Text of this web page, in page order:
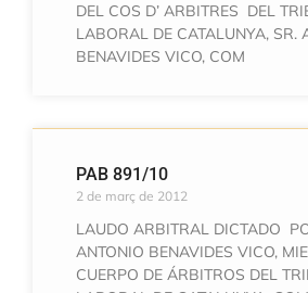
DEL COS D’ ARBITRES DEL
LABORAL DE CATALUNYA, SR.
BENAVIDES VICO, COM
PAB 891/10
2 de març de 2012
LAUDO ARBITRAL DICTADO
ANTONIO BENAVIDES VICO,
CUERPO DE ÁRBITROS DEL